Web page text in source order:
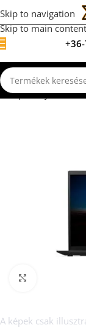
Skip to navigation
Skip to main content
Felújított,
A képek csak